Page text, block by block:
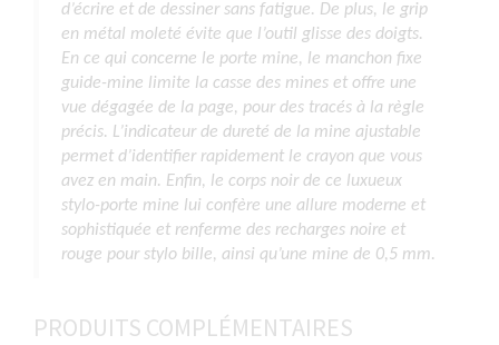
d’écrire et de dessiner sans fatigue. De plus, le grip
en métal moleté évite que l’outil glisse des doigts.
En ce qui concerne le porte mine, le manchon fixe
guide-mine limite la casse des mines et offre une
vue dégagée de la page, pour des tracés à la règle
précis. L’indicateur de dureté de la mine ajustable
permet d’identifier rapidement le crayon que vous
avez en main. Enfin, le corps noir de ce luxueux
stylo-porte mine lui confère une allure moderne et
sophistiquée et renferme des recharges noire et
rouge pour stylo bille, ainsi qu’une mine de 0,5 mm.
PRODUITS COMPLÉMENTAIRES